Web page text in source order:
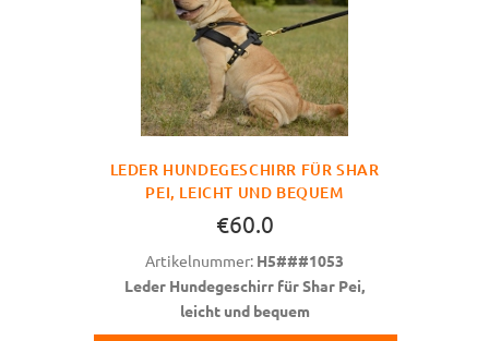
LEDER HUNDEGESCHIRR FÜR SHAR
PEI, LEICHT UND BEQUEM
€60.0
Artikelnummer: H5###1053
Leder Hundegeschirr für Shar Pei,
leicht und bequem